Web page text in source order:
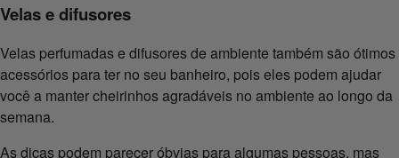
Velas e difusores
Velas perfumadas e difusores de ambiente também são ótimos
acessórios para ter no seu banheiro, pois eles podem ajudar
você a manter cheirinhos agradáveis no ambiente ao longo da
semana.
As dicas podem parecer óbvias para algumas pessoas, mas